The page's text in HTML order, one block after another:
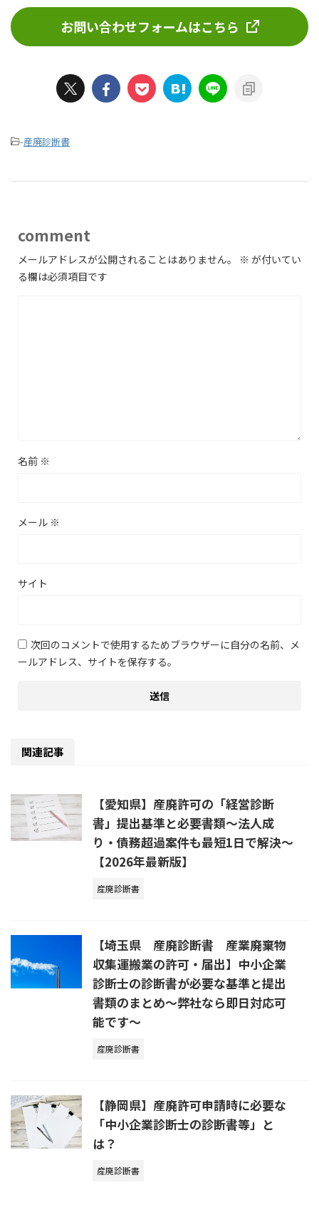
お問い合わせフォームはこちら
-産廃診断書
comment
メールアドレスが公開されることはありません。 ※ が付いてい
る欄は必須項目です
名前 ※
メール ※
サイト
次回のコメントで使用するためブラウザーに自分の名前、メ
ールアドレス、サイトを保存する。
関連記事
【愛知県】産廃許可の「経営診断
書」提出基準と必要書類～法人成
り・債務超過案件も最短1日で解決～
【2026年最新版】
産廃診断書
【埼玉県 産廃診断書 産業廃棄物
収集運搬業の許可・届出】中小企業
診断士の診断書が必要な基準と提出
書類のまとめ～弊社なら即日対応可
能です～
産廃診断書
【静岡県】産廃許可申請時に必要な
「中小企業診断士の診断書等」と
は？
産廃診断書